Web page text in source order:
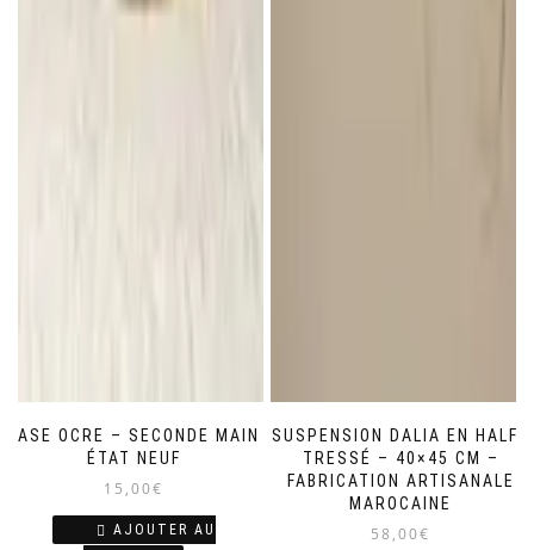
VASE OCRE – SECONDE MAIN
ÉTAT NEUF
15,00€
AJOUTER AU
SUSPENSION DALIA EN HALFA
TRESSÉ – 40×45 CM –
FABRICATION ARTISANALE
MAROCAINE
58,00€